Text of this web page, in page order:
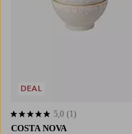
COSTA NOVA
5,0 perustuen 1 arvosanaan
5,0 (1)
DEAL